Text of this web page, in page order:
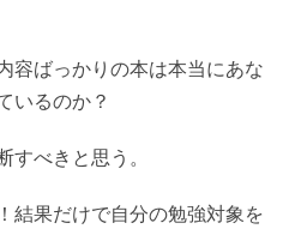
容ばっかりの本は本当にあな
いるのか？
すべきと思う。
結果だけで自分の勉強対象を